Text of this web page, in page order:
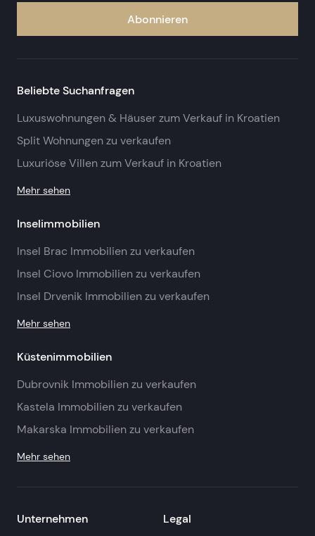
Abonnieren
Beliebte Suchanfragen
Luxuswohnungen & Häuser zum Verkauf in Kroatien
Split Wohnungen zu verkaufen
Luxuriöse Villen zum Verkauf in Kroatien
Mehr sehen
Inselimmobilien
Insel Brac Immobilien zu verkaufen
Insel Ciovo Immobilien zu verkaufen
Insel Drvenik Immobilien zu verkaufen
Mehr sehen
Küstenimmobilien
Dubrovnik Immobilien zu verkaufen
Kastela Immobilien zu verkaufen
Makarska Immobilien zu verkaufen
Mehr sehen
Unternehmen Legal